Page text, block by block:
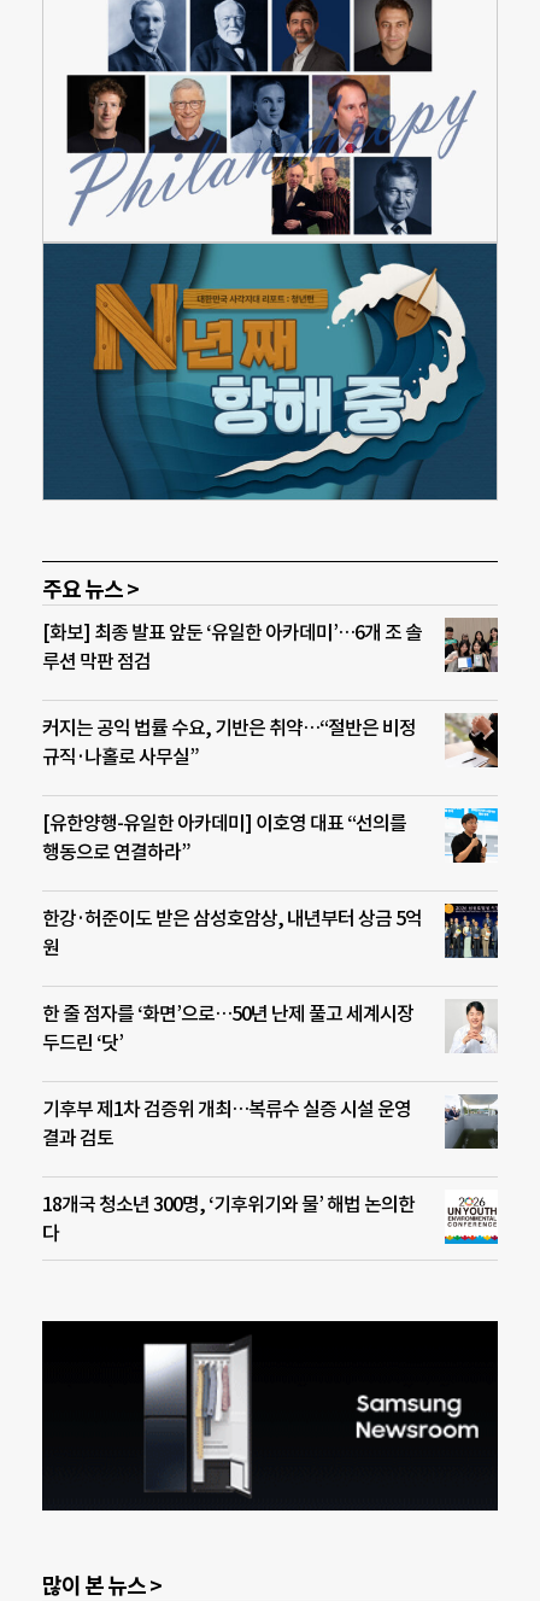
주요 뉴스 >
[화보] 최종 발표 앞둔 ‘유일한 아카데미’…6개 조 솔
루션 막판 점검
커지는 공익 법률 수요, 기반은 취약…“절반은 비정
규직·나홀로 사무실”
[유한양행-유일한 아카데미] 이호영 대표 “선의를
행동으로 연결하라”
한강·허준이도 받은 삼성호암상, 내년부터 상금 5억
원
한 줄 점자를 ‘화면’으로…50년 난제 풀고 세계시장
두드린 ‘닷’
기후부 제1차 검증위 개최…복류수 실증 시설 운영
결과 검토
18개국 청소년 300명, ‘기후위기와 물’ 해법 논의한
다
많이 본 뉴스 >